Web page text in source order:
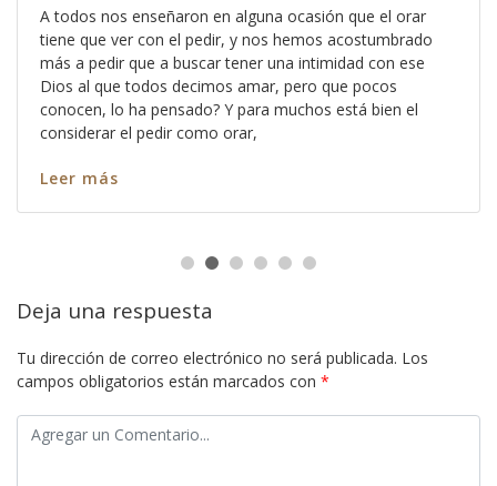
A todos nos enseñaron en alguna ocasión que el orar
tiene que ver con el pedir, y nos hemos acostumbrado
más a pedir que a buscar tener una intimidad con ese
Dios al que todos decimos amar, pero que pocos
conocen, lo ha pensado? Y para muchos está bien el
considerar el pedir como orar,
Leer más
Deja una respuesta
Tu dirección de correo electrónico no será publicada. Los
campos obligatorios están marcados con *